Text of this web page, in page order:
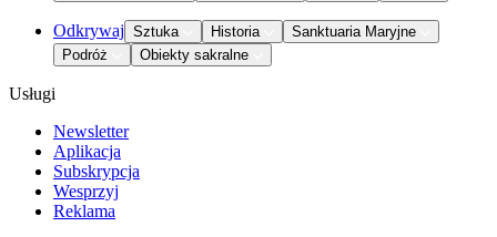
Odkrywaj Sztuka Historia
Sanktuaria Maryjne
Podróż
Obiekty sakralne
Usługi
Newsletter
Aplikacja
Subskrypcja
Wesprzyj
Reklama